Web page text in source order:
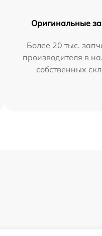
Оригинальные
Более 20 тыс.
производителя в
собственных